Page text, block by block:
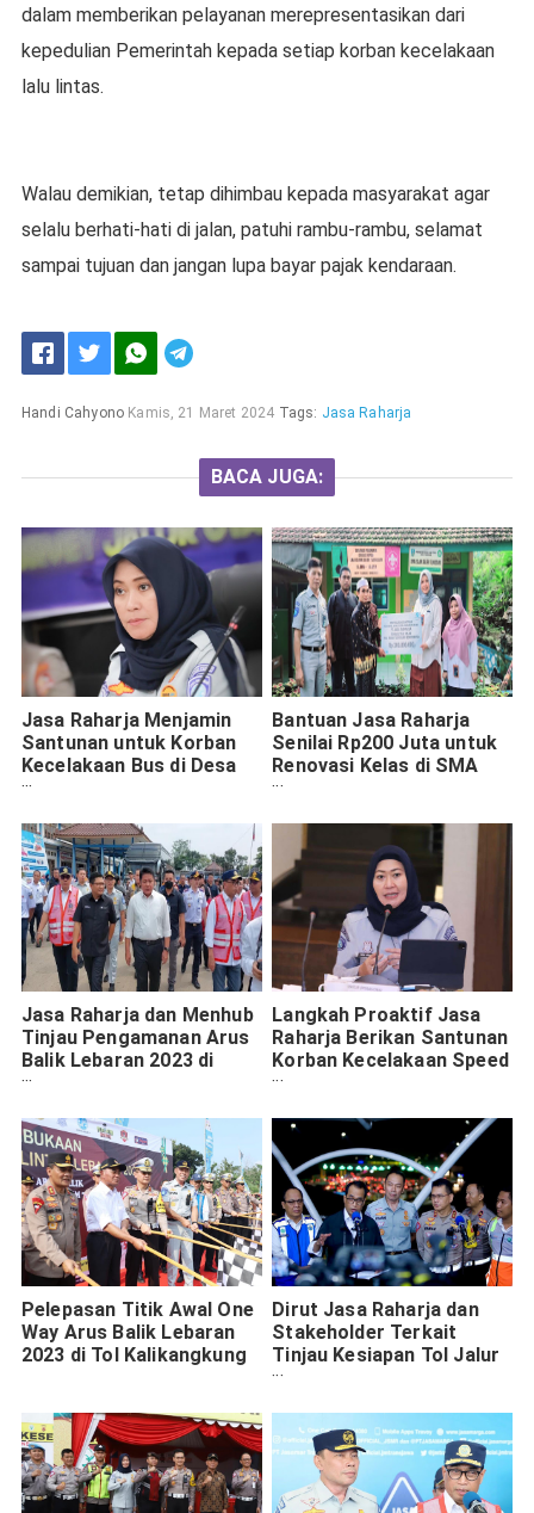
dalam memberikan pelayanan merepresentasikan dari
kepedulian Pemerintah kepada setiap korban kecelakaan
lalu lintas.
Walau demikian, tetap dihimbau kepada masyarakat agar
selalu berhati-hati di jalan, patuhi rambu-rambu, selamat
sampai tujuan dan jangan lupa bayar pajak kendaraan.
Handi Cahyono Kamis, 21 Maret 2024 Tags: Jasa Raharja
BACA JUGA:
Jasa Raharja Menjamin
Santunan untuk Korban
Kecelakaan Bus di Desa
Guci, Tegal
Bantuan Jasa Raharja
Senilai Rp200 Juta untuk
Renovasi Kelas di SMA
Bondowoso
Jasa Raharja dan Menhub
Tinjau Pengamanan Arus
Balik Lebaran 2023 di
Palembang
Langkah Proaktif Jasa
Raharja Berikan Santunan
Korban Kecelakaan Speed
Boat Pulau Burung
Pelepasan Titik Awal One
Way Arus Balik Lebaran
2023 di Tol Kalikangkung
Dirut Jasa Raharja dan
Stakeholder Terkait
Tinjau Kesiapan Tol Jalur
Mudik